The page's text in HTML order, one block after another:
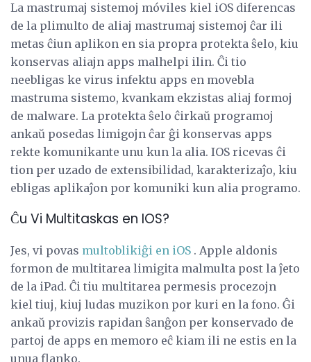
La mastrumaj sistemoj móviles kiel iOS diferencas
de la plimulto de aliaj mastrumaj sistemoj ĉar ili
metas ĉiun aplikon en sia propra protekta ŝelo, kiu
konservas aliajn apps malhelpi ilin. Ĉi tio
neebligas ke virus infektu apps en movebla
mastruma sistemo, kvankam ekzistas aliaj formoj
de malware. La protekta ŝelo ĉirkaŭ programoj
ankaŭ posedas limigojn ĉar ĝi konservas apps
rekte komunikante unu kun la alia. IOS ricevas ĉi
tion per uzado de extensibilidad, karakterizaĵo, kiu
ebligas aplikaĵon por komuniki kun alia programo.
Ĉu Vi Multitaskas en IOS?
Jes, vi povas multoblikiĝi en iOS . Apple aldonis
formon de multitarea limigita malmulta post la ĵeto
de la iPad. Ĉi tiu multitarea permesis procezojn
kiel tiuj, kiuj ludas muzikon por kuri en la fono. Ĝi
ankaŭ provizis rapidan ŝanĝon per konservado de
partoj de apps en memoro eĉ kiam ili ne estis en la
unua flanko.